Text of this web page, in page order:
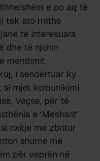
e po aq të
tek ato rrethe
të inte­resuara
dhe të njohin
mendimit
i sendërtuar ky
si mjet komunikimi
Veçse, për të
e ‘Mesha­rit’
nxitje me zbritur
shumë më
për veprën në